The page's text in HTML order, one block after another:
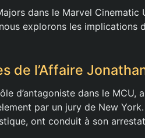
dans le Marvel Cinematic
explorons les implications
de l’Affaire
d’antagoniste dans le MCU,
par un jury de New
ont conduit à son